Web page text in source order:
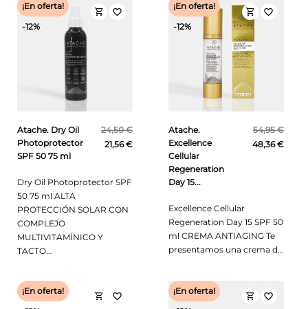
Atache. Dry Oil
Photoprotector
SPF 50 75 ml
24,50 €
21,56 €
Dry Oil Photoprotector SPF
50 75 ml ALTA
PROTECCIÓN SOLAR CON
COMPLEJO
MULTIVITAMÍNICO Y
TACTO...
shopping_cart
¡En oferta!
-12%
favorite_border
Atache.
Excellence
Cellular
Regeneration
Day 15...
54,95 €
48,36 €
Excellence Cellular
Regeneration Day 15 SPF 50
ml CREMA ANTIAGING Te
presentamos una crema d...
shopping_cart
¡En oferta!
-12%
favorite_border
shopping_cart
¡En oferta!
favorite_border shopping_cart
¡En oferta!
favorite_border